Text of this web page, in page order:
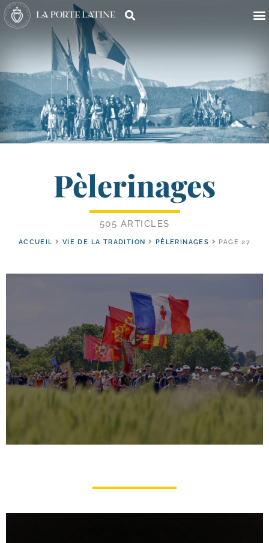
Pèlerinages
505 ARTICLES
ACCUEIL VIE DE LA TRADITION PÈLERINAGES PAGE 27